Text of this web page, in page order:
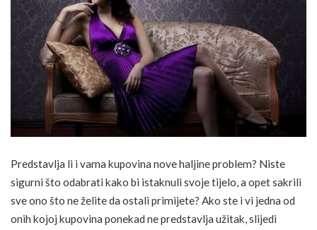
Predstavlja li i vama kupovina nove haljine problem? Niste
sigurni što odabrati kako bi istaknuli svoje tijelo, a opet sakrili
sve ono što ne želite da ostali primijete? Ako ste i vi jedna od
onih kojoj kupovina ponekad ne predstavlja užitak, slijedi